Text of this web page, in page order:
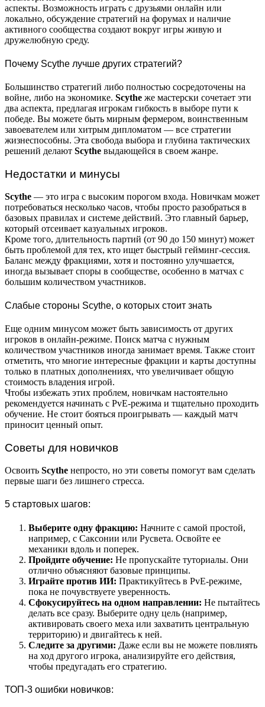
аспекты. Возможность играть с друзьями онлайн или
локально, обсуждение стратегий на форумах и наличие
активного сообщества создают вокруг игры живую и
дружелюбную среду.
Почему Scythe лучше других стратегий?
Большинство стратегий либо полностью сосредоточены на
войне, либо на экономике. Scythe же мастерски сочетает эти
два аспекта, предлагая игрокам гибкость в выборе пути к
победе. Вы можете быть мирным фермером, воинственным
завоевателем или хитрым дипломатом — все стратегии
жизнеспособны. Эта свобода выбора и глубина тактических
решений делают Scythe выдающейся в своем жанре.
Недостатки и минусы
Scythe — это игра с высоким порогом входа. Новичкам может
потребоваться несколько часов, чтобы просто разобраться в
базовых правилах и системе действий. Это главный барьер,
который отсеивает казуальных игроков.
Кроме того, длительность партий (от 90 до 150 минут) может
быть проблемой для тех, кто ищет быстрый гейминг-сессия.
Баланс между фракциями, хотя и постоянно улучшается,
иногда вызывает споры в сообществе, особенно в матчах с
большим количеством участников.
Слабые стороны Scythe, о которых стоит знать
Еще одним минусом может быть зависимость от других
игроков в онлайн-режиме. Поиск матча с нужным
количеством участников иногда занимает время. Также стоит
отметить, что многие интересные фракции и карты доступны
только в платных дополнениях, что увеличивает общую
стоимость владения игрой.
Чтобы избежать этих проблем, новичкам настоятельно
рекомендуется начинать с PvE-режима и тщательно проходить
обучение. Не стоит бояться проигрывать — каждый матч
приносит ценный опыт.
Советы для новичков
Освоить Scythe непросто, но эти советы помогут вам сделать
первые шаги без лишнего стресса.
5 стартовых шагов:
Выберите одну фракцию: Начните с самой простой,
например, с Саксонии или Русвета. Освойте ее
механики вдоль и поперек.
Пройдите обучение: Не пропускайте туториалы. Они
отлично объясняют базовые принципы.
Играйте против ИИ: Практикуйтесь в PvE-режиме,
пока не почувствуете уверенность.
Сфокусируйтесь на одном направлении: Не пытайтесь
делать все сразу. Выберите одну цель (например,
активировать своего меха или захватить центральную
территорию) и двигайтесь к ней.
Следите за другими: Даже если вы не можете повлиять
на ход другого игрока, анализируйте его действия,
чтобы предугадать его стратегию.
ТОП-3 ошибки новичков: